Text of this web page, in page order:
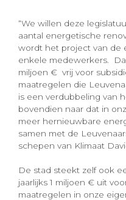
“We willen deze
aantal energetische
wordt het project van de
enkele medewerkers.
miljoen € vrij voor
maatregelen die
is een verdubbeling van
bovendien naar dat in
meer hernieuwbare
samen met de
schepen van Klimaat
De stad steekt zelf ook
jaarlijks 1 miljoen € uit
maatregelen in onze